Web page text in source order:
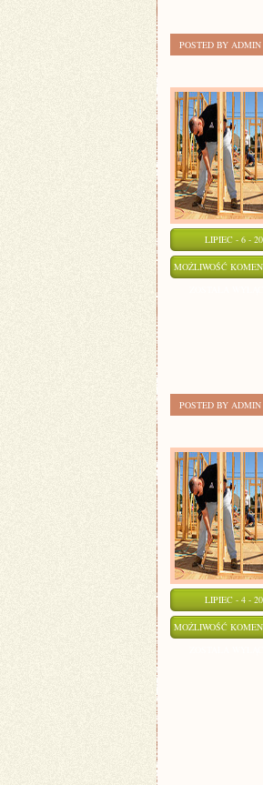
POSTED BY ADMIN
LIPIEC - 6 -
MOŻLIWOŚĆ
POSTED BY ADMIN
LIPIEC - 4 -
MOŻLIWOŚĆ